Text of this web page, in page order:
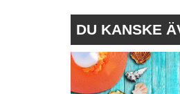
DU KANSKE